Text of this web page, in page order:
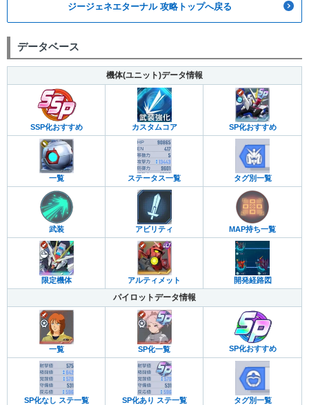
ジージェネエターナル 攻略トップへ戻る
データベース
機体(ユニット)データ情報
SSP化おすすめ カスタムコア SP化おすすめ
一覧 ステータス一覧 タグ別一覧
武装 アビリティ MAP持ち一覧
限定機体 アルティメット 開発経路図
パイロットデータ情報
一覧 SP化一覧 SP化おすすめ
SP化なし ステ一覧 SP化あり ステ一覧 タグ別一覧